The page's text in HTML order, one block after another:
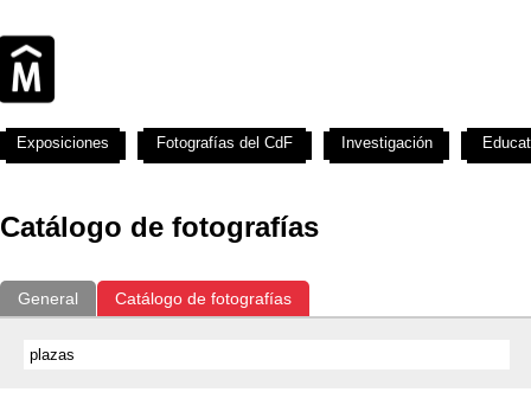
Catálogo de fotografías
General Catálogo de fotografías
Exposiciones Fotografías del CdF Investigación